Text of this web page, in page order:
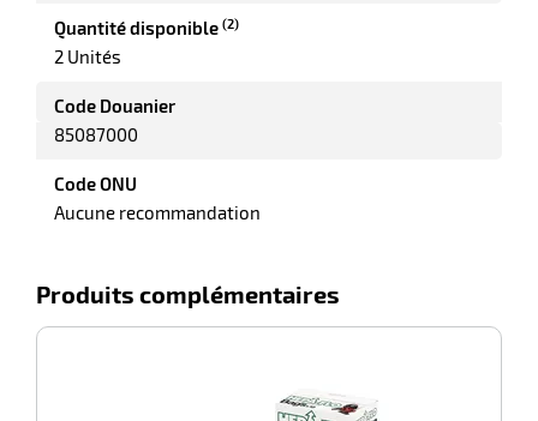
Quantité disponible (2)
2 Unités
Code Douanier
85087000
Code ONU
Aucune recommandation
Produits complémentaires